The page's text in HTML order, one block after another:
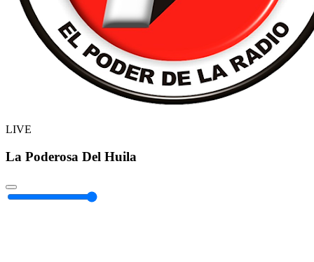
LIVE
La Poderosa Del Huila